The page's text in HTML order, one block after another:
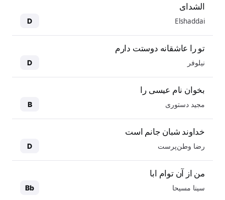
الشدای
Elshaddai
D
تو را عاشقانه دوستت دارم
نیلوفر D
بخوان نام عیسی را
مجید دستوری B
خداوند شبان جانم است
رضا وطن‌پرست D
من از آن توام ابا
سینا مسیحا Bb